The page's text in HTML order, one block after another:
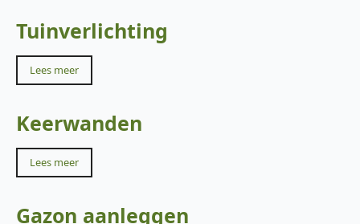
Tuinverlichting
Lees meer
Keerwanden
Lees meer
Gazon aanleggen